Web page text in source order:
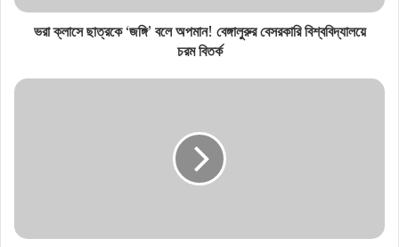
ভরা ক্লাসে ছাত্রকে ‘জঙ্গি’ বলে অপমান! বেঙ্গালুরুর বেসরকারি বিশ্ববিদ্যালয়ে
চরম বিতর্ক